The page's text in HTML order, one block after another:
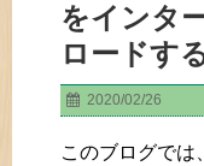
をインタ
ロードす
2020/02/26
このブログでは